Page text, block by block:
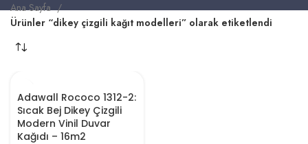
Ana Sayfa
Ürünler “dikey çizgili kağıt modelleri” olarak etiketlendi
Adawall Rococo 1312-2:
Sıcak Bej Dikey Çizgili
Modern Vinil Duvar
Kağıdı – 16m2